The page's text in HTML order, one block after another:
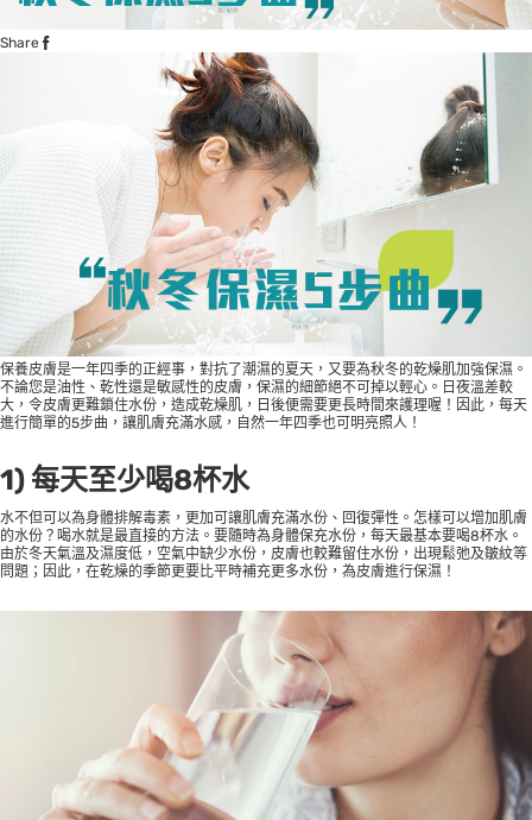
Share
保養皮膚是一年四季的正經事，對抗了潮濕的夏天，又要為秋冬的乾燥肌加強保濕。
不論您是油性、乾性還是敏感性的皮膚，保濕的細節絕不可掉以輕心。日夜溫差較
大，令皮膚更難鎖住水份，造成乾燥肌，日後便需要更長時間來護理喔！因此，每天
進行簡單的5步曲，讓肌膚充滿水感，自然一年四季也可明亮照人！
1) 每天至少喝8杯水
水不但可以為身體排解毒素，更加可讓肌膚充滿水份、回復彈性。怎樣可以增加肌膚
的水份？喝水就是最直接的方法。要隨時為身體保充水份，每天最基本要喝8杯水。
由於冬天氣溫及濕度低，空氣中缺少水份，皮膚也較難留住水份，出現鬆弛及皺紋等
問題；因此，在乾燥的季節更要比平時補充更多水份，為皮膚進行保濕！